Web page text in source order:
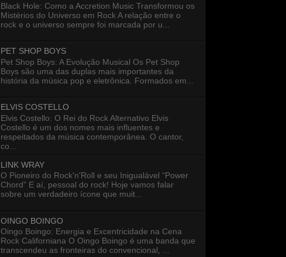
Black Hole: Como a Accretion Music Transformou os
Mistérios do Universo em Rock A relação entre o
rock e o universo sempre foi marcada por u...
PET SHOP BOYS
Pet Shop Boys: A Evolução Musical Os Pet Shop
Boys são uma das duplas mais importantes da
história da música pop e eletrônica. Formados em...
ELVIS COSTELLO
Elvis Costello: O Rei do Rock Alternativo Elvis
Costello é um dos nomes mais influentes e
respeitados da música contemporânea. O cantor,
co...
LINK WRAY
O Pioneiro do Rock'n'Roll e seu Inigualável “Power
Chord” E aí, pessoal do rock! Hoje vamos falar
sobre um verdadeiro ícone que muit...
OINGO BOINGO
Oingo Boingo: Energia e Excentricidade na Cena
Rock Californiana O Oingo Boingo é uma banda que
transcendeu as fronteiras do convencional, ...